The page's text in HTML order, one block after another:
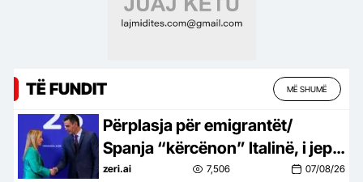
TË FUNDIT MË SHUMË
Përplasja për emigrantët/
Spanja “kërcënon” Italinë, i jep
ultimatum deri të dielën!
zeri.ai 7,506 07/08/26